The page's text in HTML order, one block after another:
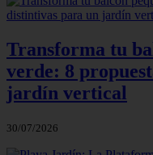
Transforma tu
verde: 8
jardín vertical
30/07/2026